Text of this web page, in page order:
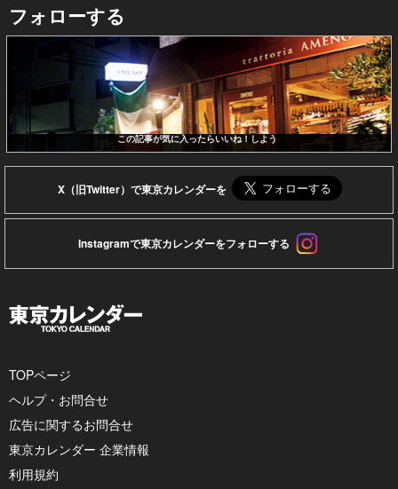
フォローする
この記事が気に入ったらいいね！しよう
X（旧Twitter）で東京カレンダーを
Instagramで東京カレンダーをフォローする
TOPページ
ヘルプ・お問合せ
広告に関するお問合せ
東京カレンダー 企業情報
利用規約